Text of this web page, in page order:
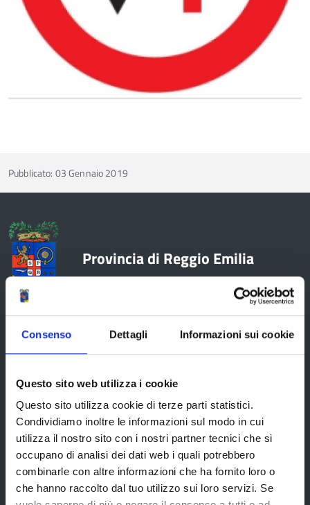
Consenso Dettagli Informazioni sui cookie
Questo sito web utilizza i cookie
Questo sito utilizza cookie di terze parti statistici.
Condividiamo inoltre le informazioni sul modo in cui
utilizza il nostro sito con i nostri partner tecnici che si
occupano di analisi dei dati web i quali potrebbero
combinarle con altre informazioni che ha fornito loro o
che hanno raccolto dal tuo utilizzo sui loro servizi. Se
Pubblicato: 03 Gennaio 2019
Provincia di Reggio Emilia
La Provincia
Organi di governo
Statuto e Regolamenti
Amministrazione Trasparente
Uffici e orari
Storia della Provincia